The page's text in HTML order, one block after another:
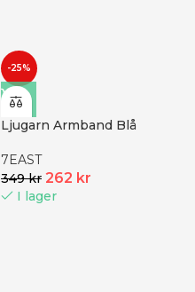
-25%
Ljugarn Armband Blå
7EAST
349kr 262 kr
I lager